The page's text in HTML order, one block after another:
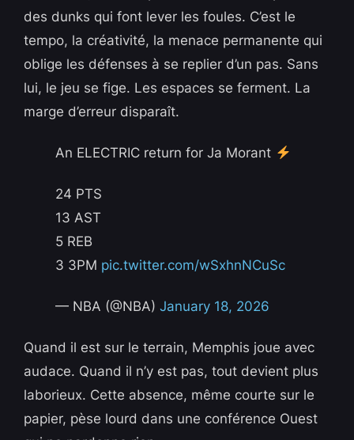
des dunks qui font lever les foules. C’est le
tempo, la créativité, la menace permanente qui
oblige les défenses à se replier d’un pas. Sans
lui, le jeu se fige. Les espaces se ferment. La
marge d’erreur disparaît.
An ELECTRIC return for Ja Morant
24 PTS
13 AST
5 REB
3 3PM pic.twitter.com/wSxhnNCuSc
— NBA (@NBA)January 18, 2026
Quand il est sur le terrain, Memphis joue avec
audace. Quand il n’y est pas, tout devient plus
laborieux. Cette absence, même courte sur le
papier, pèse lourd dans une conférence Ouest